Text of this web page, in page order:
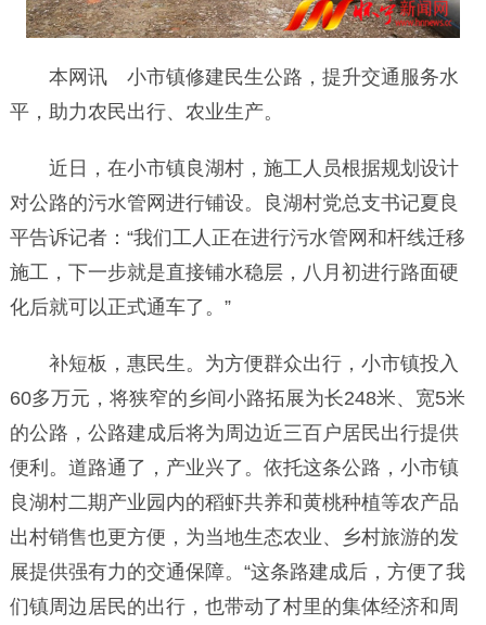
本网讯 小市镇修建民生公路，提升交通服务水
平，助力农民出行、农业生产。
近日，在小市镇良湖村，施工人员根据规划设计
对公路的污水管网进行铺设。良湖村党总支书记夏良
平告诉记者：“我们工人正在进行污水管网和杆线迁移
施工，下一步就是直接铺水稳层，八月初进行路面硬
化后就可以正式通车了。”
补短板，惠民生。为方便群众出行，小市镇投入
60多万元，将狭窄的乡间小路拓展为长248米、宽5米
的公路，公路建成后将为周边近三百户居民出行提供
便利。道路通了，产业兴了。依托这条公路，小市镇
良湖村二期产业园内的稻虾共养和黄桃种植等农产品
出村销售也更方便，为当地生态农业、乡村旅游的发
展提供强有力的交通保障。“这条路建成后，方便了我
们镇周边居民的出行，也带动了村里的集体经济和周